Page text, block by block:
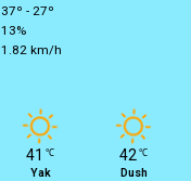
37º - 27º
13%
1.82 km/h
41 ℃
Yak
42 ℃
Dush